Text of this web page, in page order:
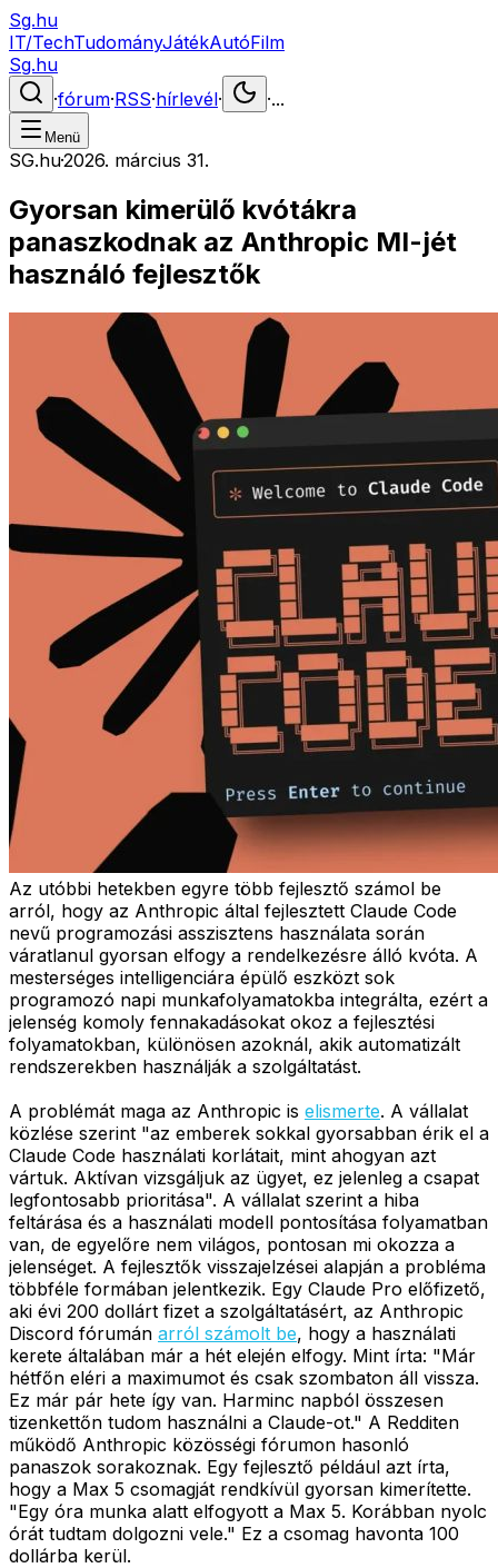
Sg.hu
IT/TechTudományJátékAutóFilm
Sg.hu
·fórum·RSS·hírlevél· ·...
Menü
SG.hu·2026. március 31.
Gyorsan kimerülő kvótákra
panaszkodnak az Anthropic MI-jét
használó fejlesztők
Az utóbbi hetekben egyre több fejlesztő számol be
arról, hogy az Anthropic által fejlesztett Claude Code
nevű programozási asszisztens használata során
váratlanul gyorsan elfogy a rendelkezésre álló kvóta. A
mesterséges intelligenciára épülő eszközt sok
programozó napi munkafolyamatokba integrálta, ezért a
jelenség komoly fennakadásokat okoz a fejlesztési
folyamatokban, különösen azoknál, akik automatizált
rendszerekben használják a szolgáltatást.
A problémát maga az Anthropic is elismerte. A vállalat
közlése szerint "az emberek sokkal gyorsabban érik el a
Claude Code használati korlátait, mint ahogyan azt
vártuk. Aktívan vizsgáljuk az ügyet, ez jelenleg a csapat
legfontosabb prioritása". A vállalat szerint a hiba
feltárása és a használati modell pontosítása folyamatban
van, de egyelőre nem világos, pontosan mi okozza a
jelenséget. A fejlesztők visszajelzései alapján a probléma
többféle formában jelentkezik. Egy Claude Pro előfizető,
aki évi 200 dollárt fizet a szolgáltatásért, az Anthropic
Discord fórumán arról számolt be, hogy a használati
kerete általában már a hét elején elfogy. Mint írta: "Már
hétfőn eléri a maximumot és csak szombaton áll vissza.
Ez már pár hete így van. Harminc napból összesen
tizenkettőn tudom használni a Claude-ot." A Redditen
működő Anthropic közösségi fórumon hasonló
panaszok sorakoznak. Egy fejlesztő például azt írta,
hogy a Max 5 csomagját rendkívül gyorsan kimerítette.
"Egy óra munka alatt elfogyott a Max 5. Korábban nyolc
órát tudtam dolgozni vele." Ez a csomag havonta 100
dollárba kerül.